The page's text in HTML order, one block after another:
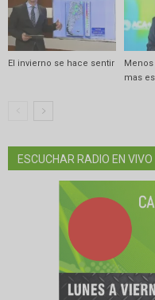
El invierno se hace sentir
mas
ESCUCHAR RADIO EN VIVO